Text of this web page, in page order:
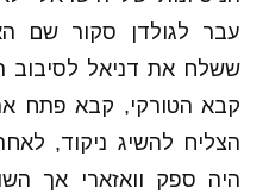
עבר לגולדן סקור שם
ששלח את דניאל לסיבוב
קבא הטורקי, קבא פתח
הצליח להשיג ניקוד,
היה ספק וואזארי אך